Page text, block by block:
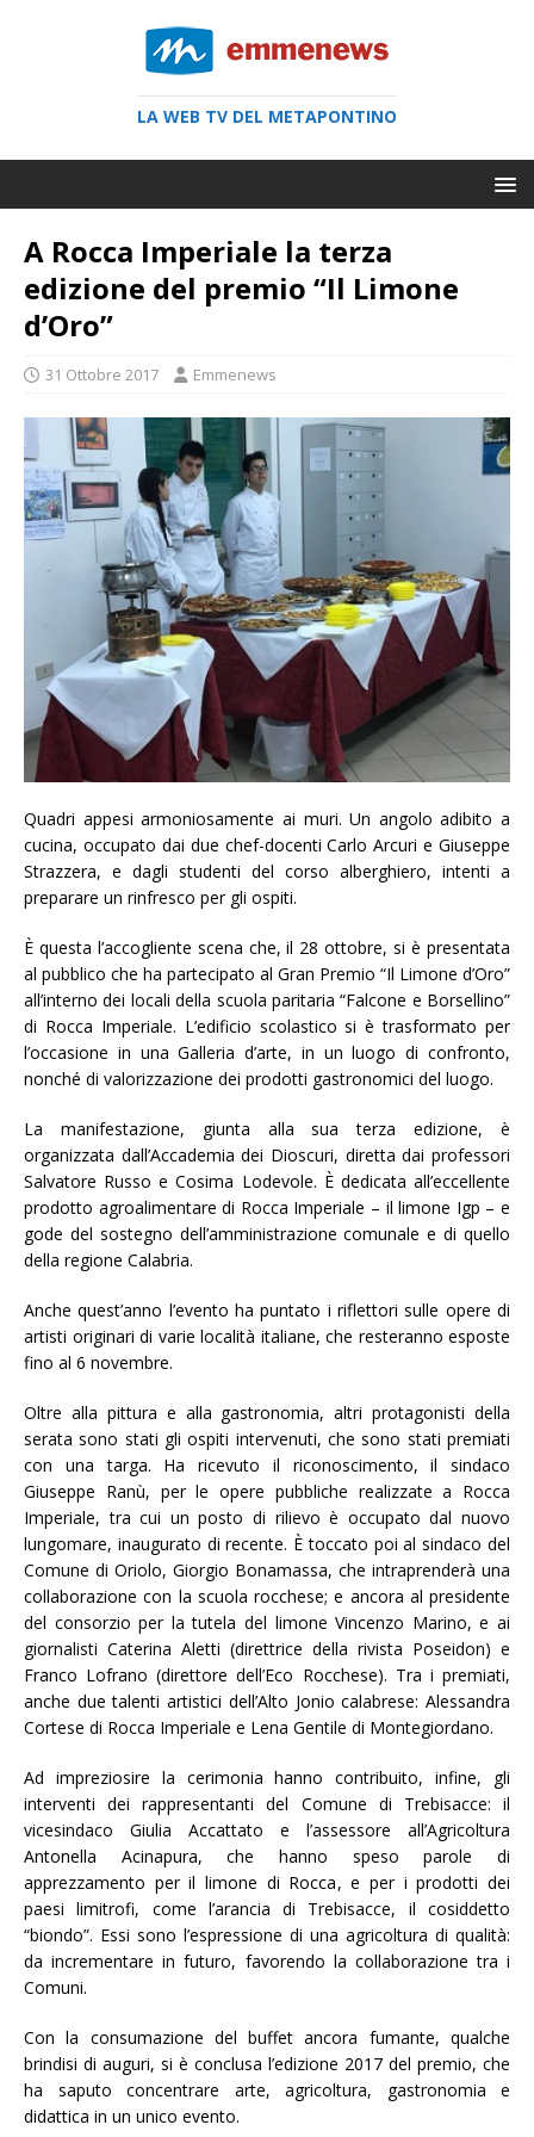
LA WEB TV DEL METAPONTINO
A Rocca Imperiale la terza
edizione del premio “Il Limone
d’Oro”
31 Ottobre 2017 Emmenews
Quadri appesi armoniosamente ai muri. Un angolo adibito a
cucina, occupato dai due chef-docenti Carlo Arcuri e Giuseppe
Strazzera, e dagli studenti del corso alberghiero, intenti a
preparare un rinfresco per gli ospiti.
È questa l’accogliente scena che, il 28 ottobre, si è presentata
al pubblico che ha partecipato al Gran Premio “Il Limone d’Oro”
all’interno dei locali della scuola paritaria “Falcone e Borsellino”
di Rocca Imperiale. L’edificio scolastico si è trasformato per
l’occasione in una Galleria d’arte, in un luogo di confronto,
nonché di valorizzazione dei prodotti gastronomici del luogo.
La manifestazione, giunta alla sua terza edizione, è
organizzata dall’Accademia dei Dioscuri, diretta dai professori
Salvatore Russo e Cosima Lodevole. È dedicata all’eccellente
prodotto agroalimentare di Rocca Imperiale – il limone Igp – e
gode del sostegno dell’amministrazione comunale e di quello
della regione Calabria.
Anche quest’anno l’evento ha puntato i riflettori sulle opere di
artisti originari di varie località italiane, che resteranno esposte
fino al 6 novembre.
Oltre alla pittura e alla gastronomia, altri protagonisti della
serata sono stati gli ospiti intervenuti, che sono stati premiati
con una targa. Ha ricevuto il riconoscimento, il sindaco
Giuseppe Ranù, per le opere pubbliche realizzate a Rocca
Imperiale, tra cui un posto di rilievo è occupato dal nuovo
lungomare, inaugurato di recente. È toccato poi al sindaco del
Comune di Oriolo, Giorgio Bonamassa, che intraprenderà una
collaborazione con la scuola rocchese; e ancora al presidente
del consorzio per la tutela del limone Vincenzo Marino, e ai
giornalisti Caterina Aletti (direttrice della rivista Poseidon) e
Franco Lofrano (direttore dell’Eco Rocchese). Tra i premiati,
anche due talenti artistici dell’Alto Jonio calabrese: Alessandra
Cortese di Rocca Imperiale e Lena Gentile di Montegiordano.
Ad impreziosire la cerimonia hanno contribuito, infine, gli
interventi dei rappresentanti del Comune di Trebisacce: il
vicesindaco Giulia Accattato e l’assessore all’Agricoltura
Antonella Acinapura, che hanno speso parole di
apprezzamento per il limone di Rocca, e per i prodotti dei
paesi limitrofi, come l’arancia di Trebisacce, il cosiddetto
“biondo”. Essi sono l’espressione di una agricoltura di qualità:
da incrementare in futuro, favorendo la collaborazione tra i
Comuni.
Con la consumazione del buffet ancora fumante, qualche
brindisi di auguri, si è conclusa l’edizione 2017 del premio, che
ha saputo concentrare arte, agricoltura, gastronomia e
didattica in un unico evento.